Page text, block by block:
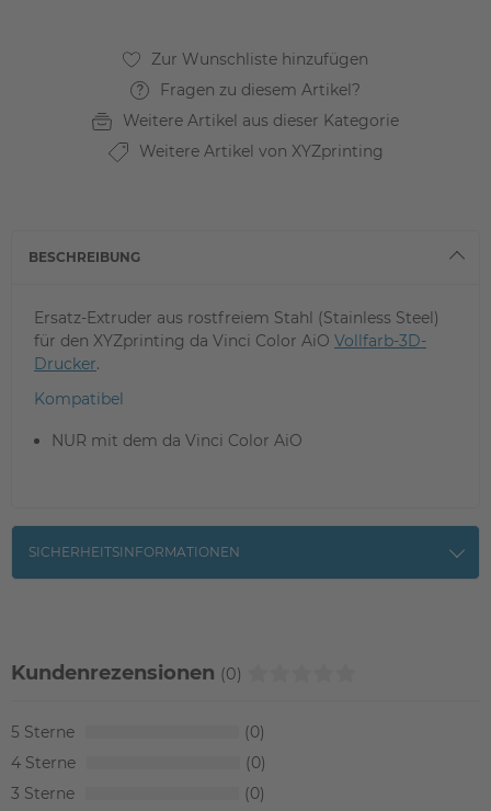
Fragen zu diesem Artikel?
Weitere Artikel aus dieser Kategorie
Weitere Artikel von XYZprinting
BESCHREIBUNG
Ersatz-Extruder aus rostfreiem Stahl (Stainless Steel)
für den XYZprinting da Vinci Color AiO Vollfarb-3D-
Drucker.
Kompatibel
NUR mit dem da Vinci Color AiO
SICHERHEITSINFORMATIONEN
Kundenrezensionen (0)
5
0
4
0
3
0